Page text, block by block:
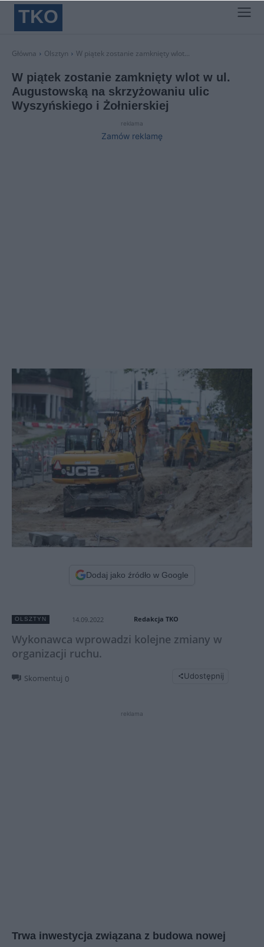
TKO
Główna Olsztyn W piątek zostanie zamknięty wlot...
W piątek zostanie zamknięty wlot w ul.
Augustowską na skrzyżowaniu ulic
Wyszyńskiego i Żołnierskiej
reklama
Zamów reklamę
Dodaj jako źródło w Google
OLSZTYN 14.09.2022 Redakcja TKO
Wykonawca wprowadzi kolejne zmiany w
organizacji ruchu.
Skomentuj 0 Udostępnij
reklama
Trwa inwestycja związana z budowa nowej